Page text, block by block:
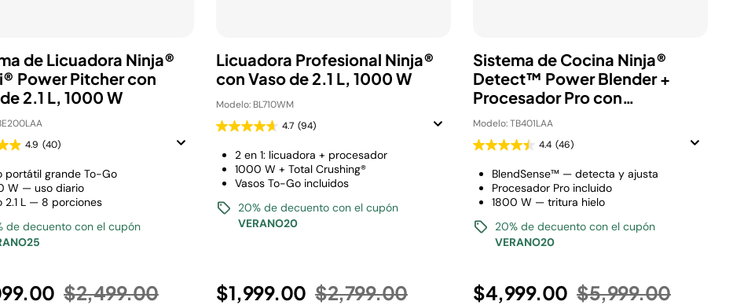
de Licuadora Ninja®
Power Pitcher con
2.1 L, 1000 W
4.9 (40)
portátil grande To-Go
W — uso diario
2.1 L — 8 porciones
de decuento con el cupón
Precio reducido de
$2,499.00a
Licuadora Profesional Ninja®
con Vaso de 2.1 L, 1000 W
Modelo: BL710WM
4.7 (94)
2 en 1: licuadora + procesador
1000 W + Total Crushing®
Vasos To-Go incluidos
20% de decuento con el cupón
VERANO20
$1,999.00 Precio reducido de
$2,799.00a
Sistema de Cocina Ninja®
Detect™ Power Blender +
Procesador Pro con
BlendSense™, Vaso de 2.1 L,
1800 W
Modelo: TB401LAA
4.4 (46)
BlendSense™ — detecta y ajusta
Procesador Pro incluido
1800 W — tritura hielo
20% de decuento con el cupón
VERANO20
$4,999.00 Precio reducido
$5,999.00a